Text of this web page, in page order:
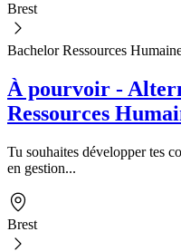
Brest
Bachelor Ressources
À pourvoir -
Ressources
Tu souhaites développer tes
en gestion...
Brest